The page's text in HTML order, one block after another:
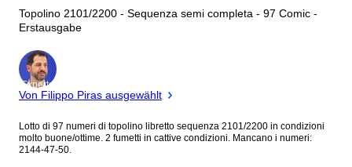
Topolino 2101/2200 - Sequenza semi completa - 97 Comic -
Erstausgabe
Experte
Von Filippo Piras ausgewählt
Lotto di 97 numeri di topolino libretto sequenza 2101/2200 in condizioni
molto buone/ottime. 2 fumetti in cattive condizioni. Mancano i numeri:
2144-47-50.